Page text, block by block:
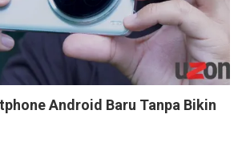
Android Baru Tanpa Bikin